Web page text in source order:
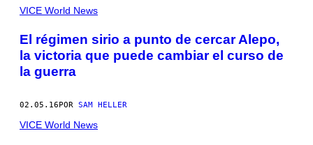
VICE World News
El régimen sirio a punto de cercar Alepo,
la victoria que puede cambiar el curso de
la guerra
02.05.16POR SAM HELLER
VICE World News